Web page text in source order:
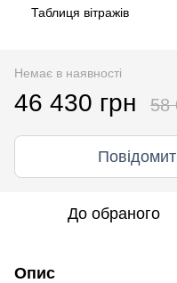
Таблиця вітражів
Немає в наявності
46 430 грн 58
До обраного
Опис